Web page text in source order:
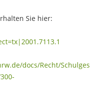
Sie hier:
docs/Recht/Schulges